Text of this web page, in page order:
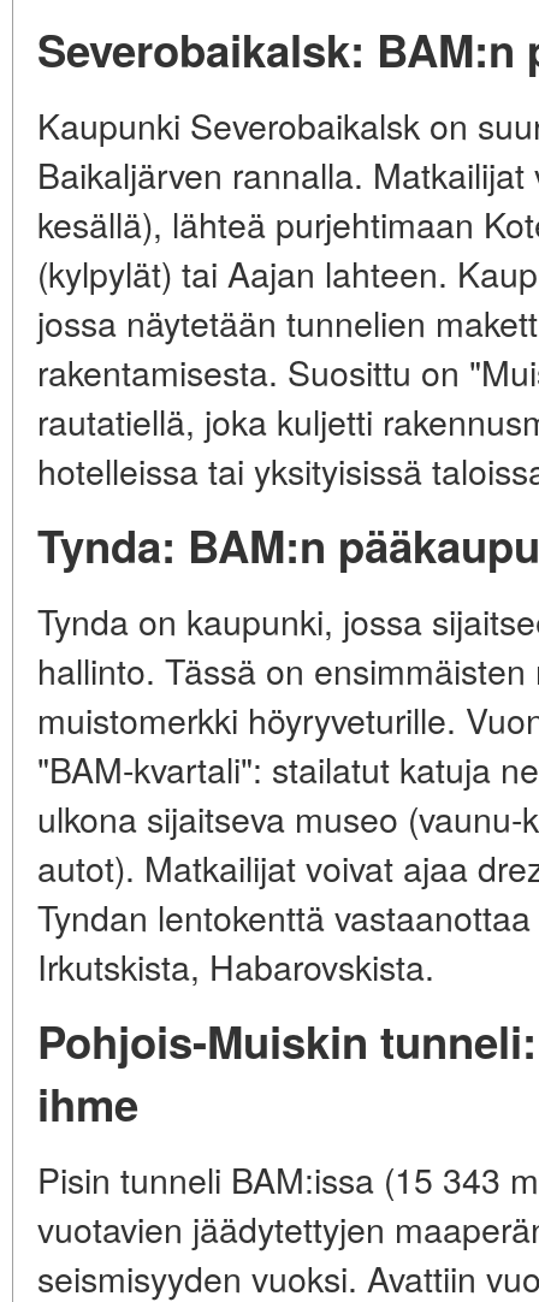
Severobaikalsk:
Kaupunki Severobaikalsk on
Baikaljärven rannalla.
kesällä), lähteä purjehtimaan
(kylpylät) tai Aajan lahteen.
jossa näytetään tunnelien
rakentamisesta. Suosittu on
rautatiellä, joka kuljetti
hotelleissa tai yksityisissä
Tynda: BAM:n
Tynda on kaupunki, jossa
hallinto. Tässä on
muistomerkki höyryveturille.
"BAM-kvartali": stailatut katuja
ulkona sijaitseva museo
autot). Matkailijat voivat ajaa
Tyndan lentokenttä
Irkutskista, Habarovskista.
Pohjois-Muiskin
ihme
Pisin tunneli BAM:issa (15 343
vuotavien jäädytettyjen
seismisyyden vuoksi. Avattiin